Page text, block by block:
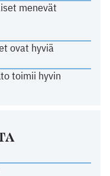
menevät
ovat hyviä
toimii hyvin